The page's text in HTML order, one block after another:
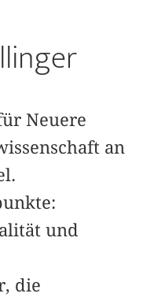
Neuere
an
und
die